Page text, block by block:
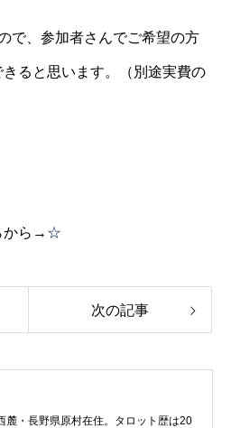
で、参加者さんでご希望の方
ると思います。（別途実費の
から→ ☆
次の記事
麓・長野県原村在住。タロット歴は20